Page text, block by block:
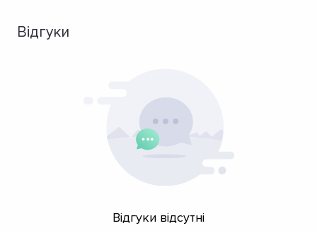
Відгуки
Відгуки відсутні